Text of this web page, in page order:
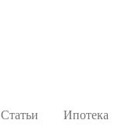
Статьи Ипотека